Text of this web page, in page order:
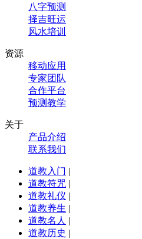
八字预测
择吉旺运
风水培训
资源
移动应用
专家团队
合作平台
预测教学
关于
产品介绍
联系我们
道教入门 |
道教符咒 |
道教礼仪 |
道教养生 |
道教名人 |
道教历史 |